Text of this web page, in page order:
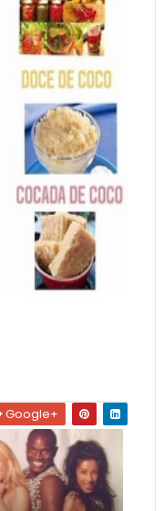
Google+